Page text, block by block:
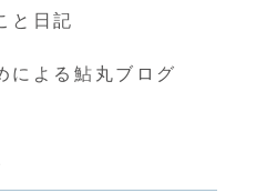
と日記
による鮎丸ブログ